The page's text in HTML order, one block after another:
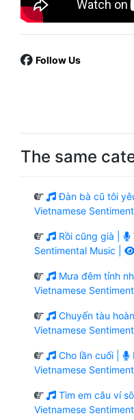
Follow Us
The same
Đàn bà cũ tôi
Vietnamese
Rồi cũng già |
Sentimental Music |
Mưa đêm tỉnh
Vietnamese
Chuyến tàu
Vietnamese
Cho lần cuối |
Vietnamese
Tìm em câu ví
Vietnamese